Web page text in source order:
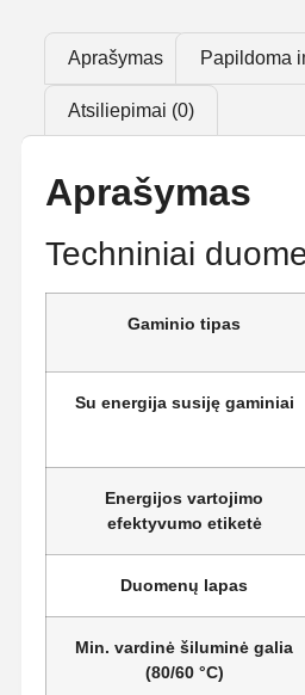
Aprašymas Papildoma
Atsiliepimai (0)
Aprašymas
Techniniai
Gaminio tipas
Su energija susiję gaminiai
Energijos vartojimo
efektyvumo etiketė
Duomenų lapas
Min. vardinė šiluminė galia
(80/60 °C)